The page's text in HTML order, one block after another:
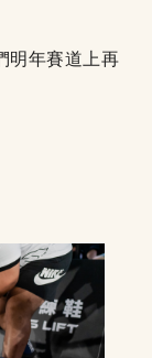
明年賽道上再